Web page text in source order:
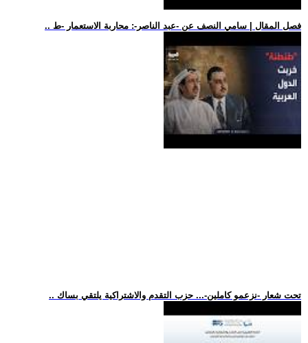
.. فصل المقال | سامي النصف عن -عبد الناصر-: محاربة الاستعمار -ط
.. تحت شعار -نزعمو كاملين-... حزب التقدم والاشتراكية يلتقي بساك